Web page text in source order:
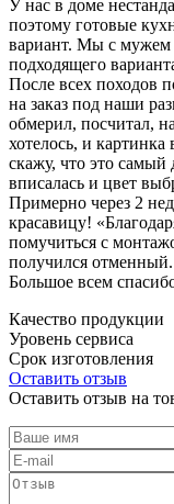
У нас в доме
поэтому готовые
вариант. Мы с мужем
подходящего
После всех походов
на заказ под наши
обмерил, посчитал,
хотелось, и
скажу, что это
вписалась и цвет
Примерно через 2
красавицу!
помучиться с
получился отменный.
Большое всем
Качество продукции
Уровень сервиса
Срок изготовления
Оставить отзыв
Оставить отзыв на